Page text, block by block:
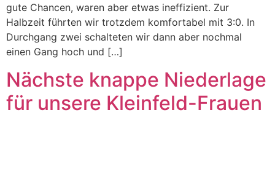
gute Chancen, waren aber etwas ineffizient. Zur
Halbzeit führten wir trotzdem komfortabel mit 3:0. In
Durchgang zwei schalteten wir dann aber nochmal
einen Gang hoch und […]
Nächste knappe Niederlage
für unsere Kleinfeld-Frauen